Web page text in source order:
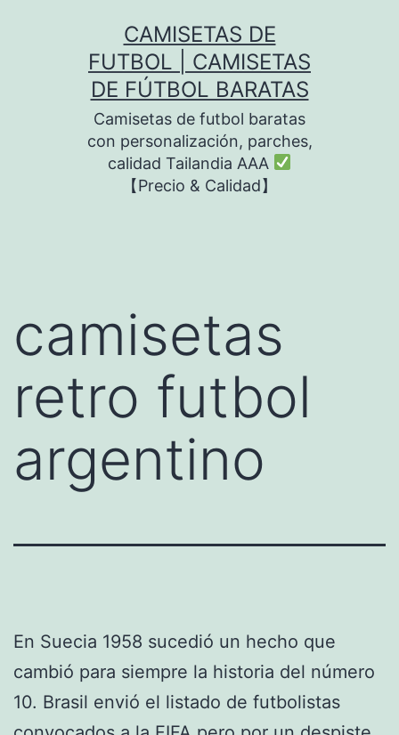
CAMISETAS DE
FUTBOL | CAMISETAS
DE FÚTBOL BARATAS
Camisetas de futbol baratas
con personalización, parches,
calidad Tailandia AAA
【Precio & Calidad】
camisetas
retro futbol
argentino
En Suecia 1958 sucedió un hecho que
cambió para siempre la historia del número
10. Brasil envió el listado de futbolistas